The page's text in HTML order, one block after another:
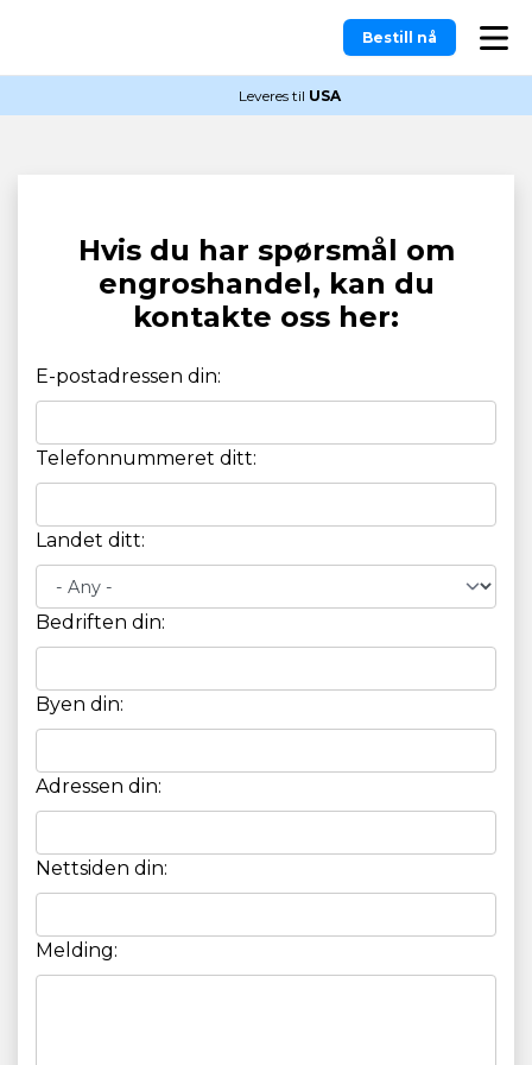
Bestill nå
Leveres til USA
Hvis du har spørsmål om
engroshandel, kan du
kontakte oss her:
E-postadressen din:
Telefonnummeret ditt:
Landet ditt:
Bedriften din:
Byen din:
Adressen din:
Nettsiden din:
Melding: